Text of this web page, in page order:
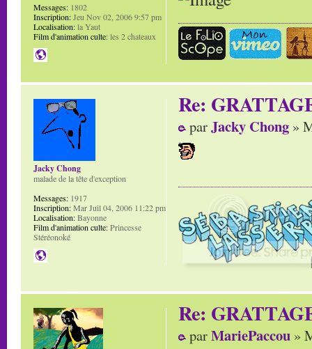
Messages: 1802
Inscription:Jeu Nov 02, 2006 9:57 pm
Localisation:la Yaut
Film d'animation culte:les 2 chateaux
Re:
parJacky Chong »
Jacky Chong
malade de la tête d'exception
Messages: 1917
Inscription:Mar Juil 04, 2006 11:22 pm
Localisation:Bayonne
Film d'animation culte:Princesse
Stéréonoké
Re:
parMariePaccou »